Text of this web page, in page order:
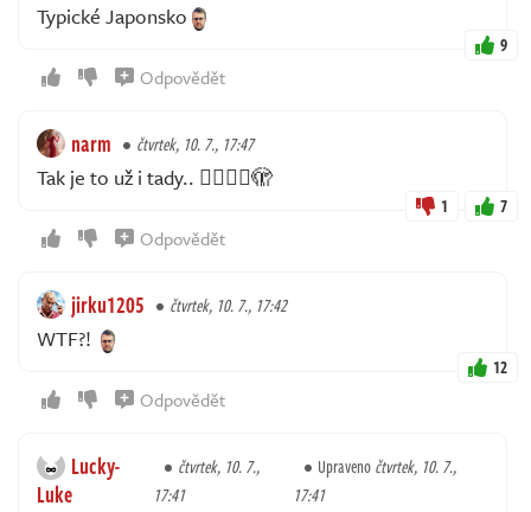
Typické Japonsko
9
Odpovědět
narm čtvrtek, 10. 7., 17:47
Tak je to už i tady.. 😶‍🌫️🐴💃🫣
1 7
Odpovědět
jirku1205 čtvrtek, 10. 7., 17:42
WTF?!
12
Odpovědět
Lucky-
Luke
čtvrtek, 10. 7.,
17:41
Upravenočtvrtek, 10. 7.,
17:41